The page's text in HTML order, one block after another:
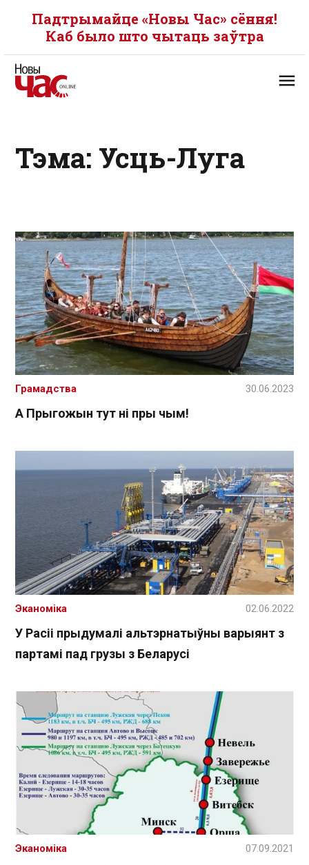
Падтрымайце «Новы Час» сёння!
Каб было што чытаць заўтра
Тэма: Усць-Луга
А Прыгожын тут ні пры чым!
Грамадства 30.06.2023
У Расіі прыдумалі альтэрнатыўны варыянт з
партамі пад грузы з Беларусі
Эканоміка 02.06.2022
Эканоміка 07.09.2021